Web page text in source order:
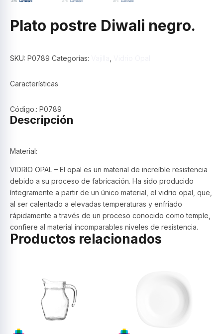
Plato postre Diwali negro.
SKU: P0789 Categorías:
Características
Código.: P0789
Descripción
Material:
VIDRIO OPAL – El opal es un material de increíble resistencia
debido a su proceso de fabricación. Ha sido producido
íntegramente a partir de un único material, el vidrio opal, que,
al ser calentado a elevadas temperaturas y enfriado
rápidamente a través de un proceso conocido como temple,
confiere al material incomparables niveles de resistencia.
Productos relacionados